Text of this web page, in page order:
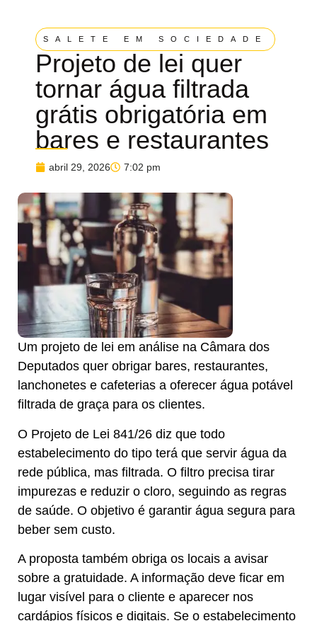
SALETE EM SOCIEDADE
Projeto de lei quer
tornar água filtrada
grátis obrigatória em
bares e restaurantes
abril 29, 2026 7:02 pm
Um projeto de lei em análise na Câmara dos
Deputados quer obrigar bares, restaurantes,
lanchonetes e cafeterias a oferecer água potável
filtrada de graça para os clientes.
O Projeto de Lei 841/26 diz que todo
estabelecimento do tipo terá que servir água da
rede pública, mas filtrada. O filtro precisa tirar
impurezas e reduzir o cloro, seguindo as regras
de saúde. O objetivo é garantir água segura para
beber sem custo.
A proposta também obriga os locais a avisar
sobre a gratuidade. A informação deve ficar em
lugar visível para o cliente e aparecer nos
cardápios físicos e digitais. Se o estabelecimento